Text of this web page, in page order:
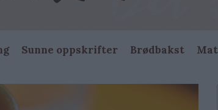
Sunne oppskrifter Brødbakst Mat